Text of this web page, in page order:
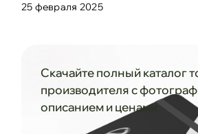
25 февраля 2025
Скачайте полный каталог
производителя с
описанием и ценами